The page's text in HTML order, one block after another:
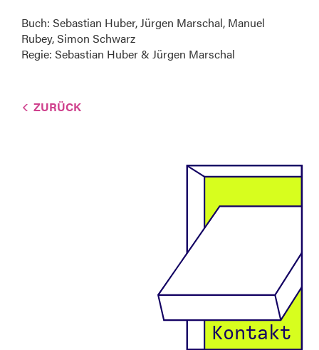
Buch: Sebastian Huber, Jürgen Marschal, Manuel
Rubey, Simon Schwarz
Regie: Sebastian Huber & Jürgen Marschal
ZURÜCK
Kontakt